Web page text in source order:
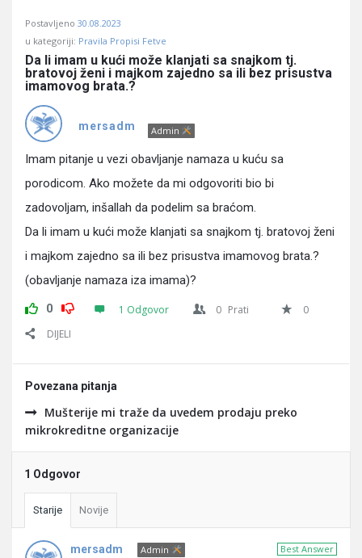
Učene
Latest
Pitanja
Postavljeno 30.08.2023
u kategoriji: Pravila Propisi Fetve
Da li imam u kući može klanjati sa snajkom tj.
bratovoj ženi i majkom zajedno sa ili bez prisustva
imamovog brata.?
mersadm Admin
Imam pitanje u vezi obavljanje namaza u kuću sa
porodicom. Ako možete da mi odgovoriti bio bi
zadovoljam, inšallah da podelim sa braćom.
Da li imam u kući može klanjati sa snajkom tj. bratovoj ženi
i majkom zajedno sa ili bez prisustva imamovog brata.?
(obavljanje namaza iza imama)?
0
1 Odgovor 0 Prati
0
DIJELI
Povezana pitanja
Mušterije mi traže da uvedem prodaju preko
mikrokreditne organizacije
1 Odgovor
Starije Novije
Best Answer
mersadm
Admin